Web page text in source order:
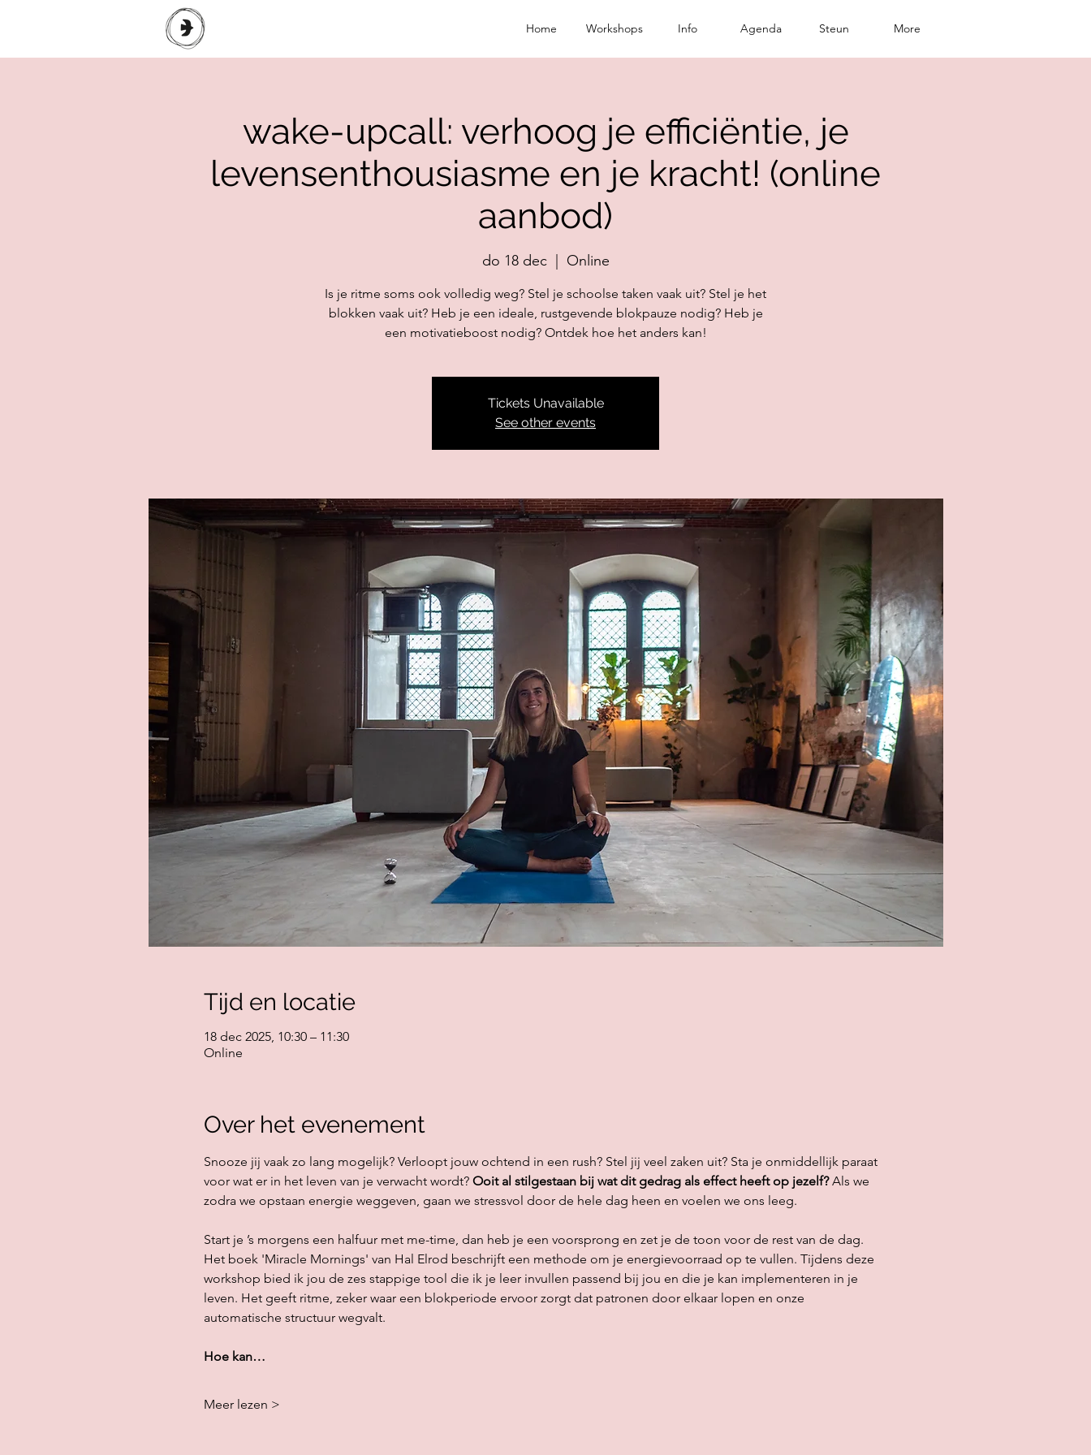
Home Workshops Info Agenda Steun More
wake-upcall: verhoog je efficiëntie, je
levensenthousiasme en je kracht! (online
aanbod)
do 18 dec
  |
Online
Is je ritme soms ook volledig weg? Stel je schoolse taken vaak uit? Stel je het
blokken vaak uit? Heb je een ideale, rustgevende blokpauze nodig? Heb je
een motivatieboost nodig? Ontdek hoe het anders kan!
Tickets Unavailable
See other events
Tijd en locatie
18 dec 2025, 10:30 – 11:30
Online
Over het evenement
Snooze jij vaak zo lang mogelijk? Verloopt jouw ochtend in een rush? Stel jij veel zaken uit? Sta je onmiddellijk paraat
voor wat er in het leven van je verwacht wordt? Ooit al stilgestaan bij wat dit gedrag als effect heeft op jezelf? Als we
zodra we opstaan energie weggeven, gaan we stressvol door de hele dag heen en voelen we ons leeg.
Start je ’s morgens een halfuur met me-time, dan heb je een voorsprong en zet je de toon voor de rest van de dag.
Het boek 'Miracle Mornings' van Hal Elrod beschrijft een methode om je energievoorraad op te vullen. Tijdens deze
workshop bied ik jou de zes stappige tool die ik je leer invullen passend bij jou en die je kan implementeren in je
leven. Het geeft ritme, zeker waar een blokperiode ervoor zorgt dat patronen door elkaar lopen en onze
automatische structuur wegvalt.
Hoe kan…
Meer lezen >